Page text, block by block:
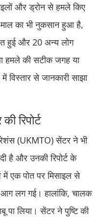
और ड्रोन से हमले किए
का भी नुकसान हुआ है,
हुई और 20 अन्य लोग
हमले की सटीक जगह या
विस्तार से जानकारी साझा
रिपोर्ट
(UKMTO) सेंटर ने भी
है और उनकी रिपोर्ट के
एक पोत पर मिसाइल से
लग गई। हालांकि, चालक
पा लिया। सेंटर ने पुष्टि की